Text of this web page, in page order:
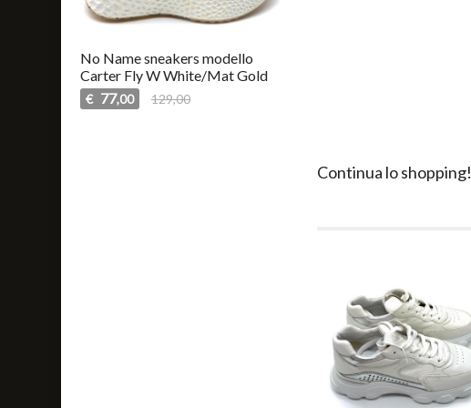
Continua lo shopping!
No Name sneakers modello
Carter Fly W White/Mat Gold
€ 77,00 129,00